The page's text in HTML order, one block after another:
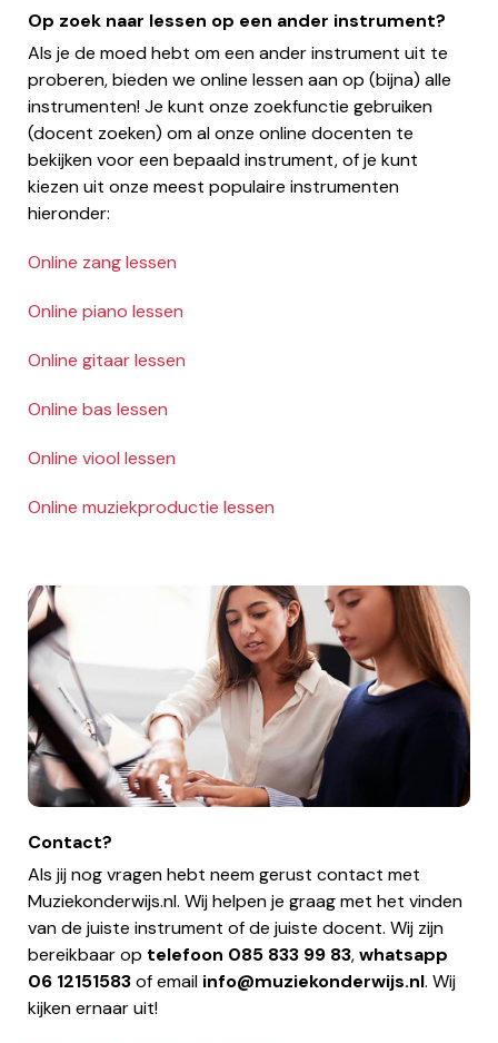
Op zoek naar lessen op een ander instrument?
Als je de moed hebt om een ander instrument uit te
proberen, bieden we online lessen aan op (bijna) alle
instrumenten! Je kunt onze zoekfunctie gebruiken
(docent zoeken) om al onze online docenten te
bekijken voor een bepaald instrument, of je kunt
kiezen uit onze meest populaire instrumenten
hieronder:
Online zang lessen
Online piano lessen
Online gitaar lessen
Online bas lessen
Online viool lessen
Online muziekproductie lessen
Contact?
Als jij nog vragen hebt neem gerust contact met
Muziekonderwijs.nl. Wij helpen je graag met het vinden
van de juiste instrument of de juiste docent. Wij zijn
bereikbaar op telefoon 085 833 99 83,whatsapp
06 12151583of email info@muziekonderwijs.nl. Wij
kijken ernaar uit!